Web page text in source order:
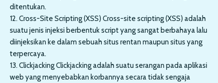
ditentukan.
12. Cross-Site Scripting (XSS) Cross-site scripting (XSS) adalah
suatu jenis injeksi berbentuk script yang sangat berbahaya lalu
diinjeksikan ke dalam sebuah situs rentan maupun situs yang
terpercaya.
13. Clickjacking Clickjacking adalah suatu serangan pada aplikasi
web yang menyebabkan korbannya secara tidak sengaja